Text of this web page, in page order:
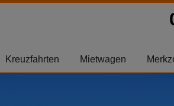
Kreuzfahrten Mietwagen